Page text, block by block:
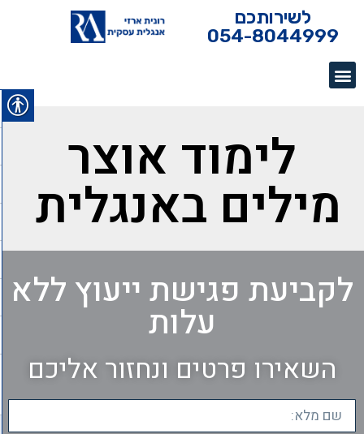
לשירותכם
054-8044999
לימוד אוצר
מילים באנגלית
לקביעת פגישת ייעוץ ללא
עלות
השאירו פרטים ונחזור אליכם